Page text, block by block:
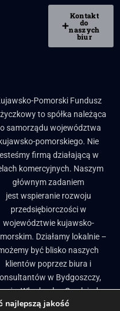
Kontakt
do
naszych
biur
Pomorski Fundusz
to spółka należąca
samorządu województwa
kujawsko-pomorskiego. Nie
firmą działającą w
komercyjnych. Naszym
głównym zadaniem
jest wspieranie rozwoju
przedsiębiorczości w
województwie kujawsko-
Działamy lokalnie –
być blisko naszych
klientów poprzez biura i
w Bydgoszczy,
Włocławku, Grudziądzu
i Brodnicy. ​
najlepszą jakość